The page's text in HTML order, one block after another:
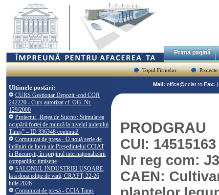
Prima pagină
Topul Firmelor Proiecte
Ultimele postări:
CURS Gestionar Depozit -cod COR
242220 - Curs autorizat cf. OG. Nr.
129/2000
Proiectul „Rețea de Succes: Stimularea
ocupării forței de muncă la nivelul județului
Timiș” – ID 336348 continuă!
Comunicat de presa - O nouă serie de
întâlniri de lucru ale Președintelui CCIAT
în București, în sprijinul internaționalizării
companiilor timișene
SALONUL INDUSTRIEI UȘOARE,
la a doua ediție de vară, CRAFT, 22-26
iulie 2026
Comunicat de presă - CCIA Timiș
Mail: office@cciat.ro Fax:
PRODGRAU
CUI: 14515163
Nr reg com:
CAEN: